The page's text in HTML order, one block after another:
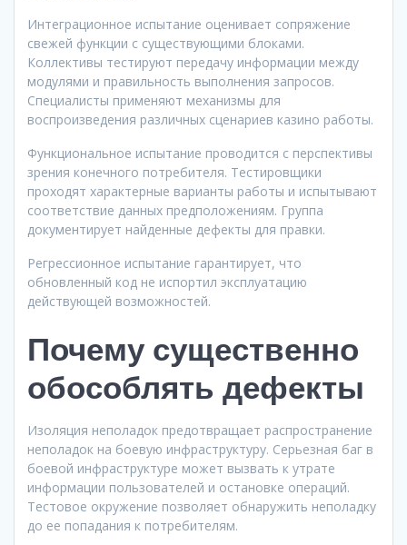
Интеграционное испытание оценивает сопряжение
свежей функции с существующими блоками.
Коллективы тестируют передачу информации между
модулями и правильность выполнения запросов.
Специалисты применяют механизмы для
воспроизведения различных сценариев казино работы.
Функциональное испытание проводится с перспективы
зрения конечного потребителя. Тестировщики
проходят характерные варианты работы и испытывают
соответствие данных предположениям. Группа
документирует найденные дефекты для правки.
Регрессионное испытание гарантирует, что
обновленный код не испортил эксплуатацию
действующей возможностей.
Почему существенно
обособлять дефекты
Изоляция неполадок предотвращает распространение
неполадок на боевую инфраструктуру. Серьезная баг в
боевой инфраструктуре может вызвать к утрате
информации пользователей и остановке операций.
Тестовое окружение позволяет обнаружить неполадку
до ее попадания к потребителям.